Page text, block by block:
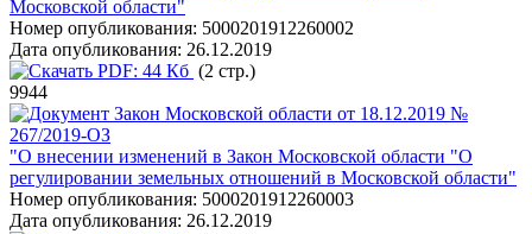
Московской области"
Номер опубликования: 5000201912260002
Дата опубликования: 26.12.2019
PDF: 44 Кб (2 стр.)
9944
Закон Московской области от 18.12.2019 №
267/2019-ОЗ
"О внесении изменений в Закон Московской области "О
регулировании земельных отношений в Московской области"
Номер опубликования: 5000201912260003
Дата опубликования: 26.12.2019